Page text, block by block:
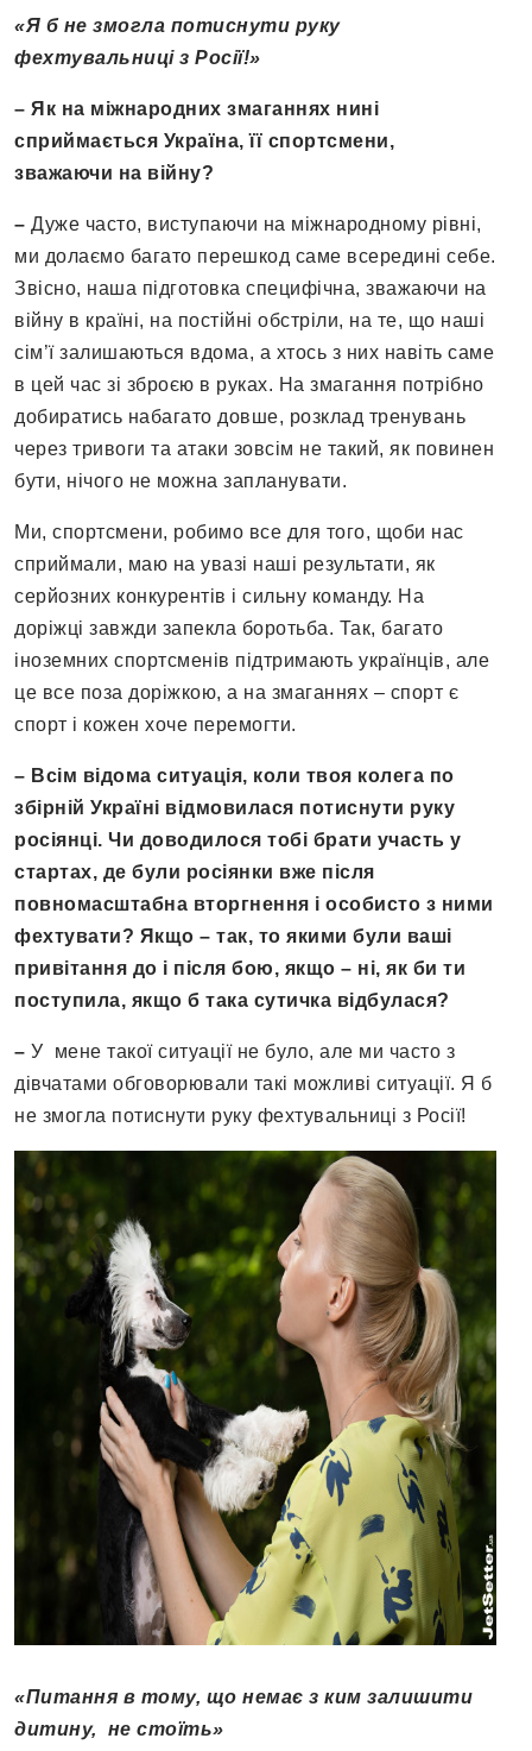
«Я б не змогла потиснути руку
фехтувальниці з Росії!»
– Як на міжнародних змаганнях нині
сприймається Україна, її спортсмени,
зважаючи на війну?
– Дуже часто, виступаючи на міжнародному рівні,
ми долаємо багато перешкод саме всередині себе.
Звісно, наша підготовка специфічна, зважаючи на
війну в країні, на постійні обстріли, на те, що наші
сім’ї залишаються вдома, а хтось з них навіть саме
в цей час зі зброєю в руках. На змагання потрібно
добиратись набагато довше, розклад тренувань
через тривоги та атаки зовсім не такий, як повинен
бути, нічого не можна запланувати.
Ми, спортсмени, робимо все для того, щоби нас
сприймали, маю на увазі наші результати, як
серйозних конкурентів і сильну команду. На
доріжці завжди запекла боротьба. Так, багато
іноземних спортсменів підтримають українців, але
це все поза доріжкою, а на змаганнях – спорт є
спорт і кожен хоче перемогти.
– Всім відома ситуація, коли твоя колега по
збірній Україні відмовилася потиснути руку
росіянці. Чи доводилося тобі брати участь у
стартах, де були росіянки вже після
повномасштабна вторгнення і особисто з ними
фехтувати? Якщо – так, то якими були ваші
привітання до і після бою, якщо – ні, як би ти
поступила, якщо б така сутичка відбулася?
– У мене такої ситуації не було, але ми часто з
дівчатами обговорювали такі можливі ситуації. Я б
не змогла потиснути руку фехтувальниці з Росії!
«Питання в тому, що немає з ким залишити
дитину, не стоїть»